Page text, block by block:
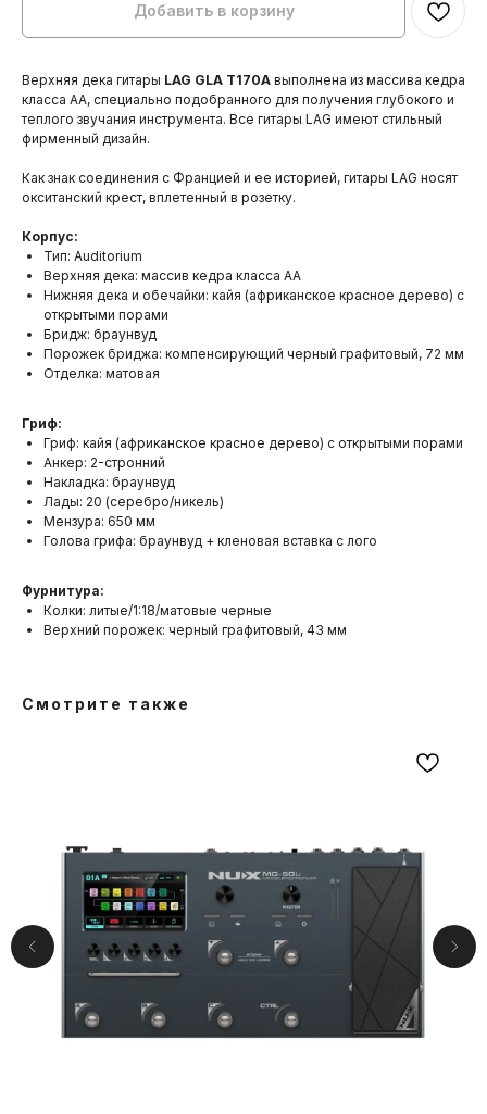
Добавить в корзину
Верхняя дека гитары LAG GLA T170A выполнена из массива кедра
класса АА, специально подобранного для получения глубокого и
теплого звучания инструмента. Все гитары LAG имеют стильный
фирменный дизайн.
Как знак соединения с Францией и ее историей, гитары LAG носят
окситанский крест, вплетенный в розетку.
Корпус:
Тип: Auditorium
Верхняя дека: массив кедра класса AA
Нижняя дека и обечайки: кайя (африканское красное дерево) с
открытыми порами
Бридж: браунвуд
Порожек бриджа: компенсирующий черный графитовый, 72 мм
Отделка: матовая
Гриф:
Гриф: кайя (африканское красное дерево) с открытыми порами
Анкер: 2-стронний
Накладка: браунвуд
Лады: 20 (серебро/никель)
Мензура: 650 мм
Голова грифа: браунвуд + кленовая вставка с лого
Фурнитура:
Колки: литые/1:18/матовые черные
Верхний порожек: черный графитовый, 43 мм
Смотрите также